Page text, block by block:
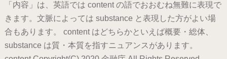
「内容」は、英語では content の語でおおむね無難に表現で
きます。文脈によっては substance と表現した方がよい場
合もあります。 content はどちらかといえば概要・総体、
substance は質・本質を指すニュアンスがあります。